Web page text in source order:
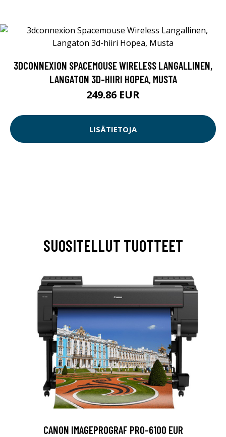
3DCONNEXION SPACEMOUSE WIRELESS LANGALLINEN,
LANGATON 3D-HIIRI HOPEA, MUSTA
249.86 EUR
LISÄTIETOJA
SUOSITELLUT TUOTTEET
CANON IMAGEPROGRAF PRO-6100 EUR